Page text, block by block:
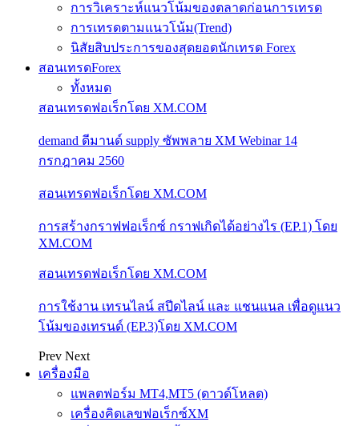
การวิเคราะห์แนวโน้มของตลาดก่อนการเทรด
การเทรดตามแนวโน้ม(Trend)
นิสัยสิบประการของสุดยอดนักเทรด Forex
สอนเทรดForex
ทั้งหมด
สอนเทรดฟอเร็กโดย XM.COM
demand ดีมานด์ supply ซัพพลาย XM Webinar 14
กรกฎาคม 2560
สอนเทรดฟอเร็กโดย XM.COM
การสร้างกราฟฟอเร็กซ์ กราฟเกิดได้อย่างไร (EP.1) โดย
XM.COM
สอนเทรดฟอเร็กโดย XM.COM
การใช้งาน เทรนไลน์ สปีดไลน์ และ แชนแนล เพื่อดูแนว
โน้มของเทรนด์ (EP.3)โดย XM.COM
Prev Next
เครื่องมือ
แพลตฟอร์ม MT4,MT5 (ดาวด์โหลด)
เครื่องคิดเลขฟอเร็กซ์XM